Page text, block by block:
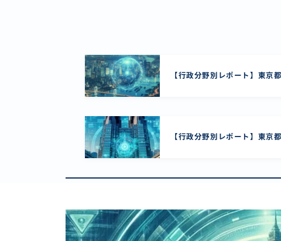
【行政分野別レポート】東京
【行政分野別レポート】東京